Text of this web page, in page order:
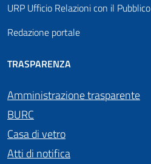
URP Ufficio Relazioni con il Pubblico
Redazione portale
TRASPARENZA
Amministrazione trasparente
BURC
Casa di vetro
Atti di notifica